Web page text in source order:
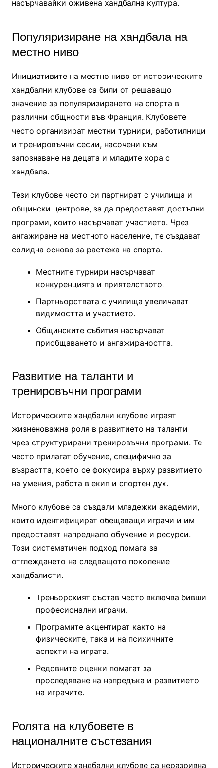
насърчавайки оживена хандбална култура.
Популяризиране на хандбала на
местно ниво
Инициативите на местно ниво от историческите
хандбални клубове са били от решаващо
значение за популяризирането на спорта в
различни общности във Франция. Клубовете
често организират местни турнири, работилници
и тренировъчни сесии, насочени към
запознаване на децата и младите хора с
хандбала.
Тези клубове често си партнират с училища и
общински центрове, за да предоставят достъпни
програми, които насърчават участието. Чрез
ангажиране на местното население, те създават
солидна основа за растежа на спорта.
Местните турнири насърчават
конкуренцията и приятелството.
Партньорствата с училища увеличават
видимостта и участието.
Общинските събития насърчават
приобщаването и ангажираността.
Развитие на таланти и
тренировъчни програми
Историческите хандбални клубове играят
жизненоважна роля в развитието на таланти
чрез структурирани тренировъчни програми. Те
често прилагат обучение, специфично за
възрастта, което се фокусира върху развитието
на умения, работа в екип и спортен дух.
Много клубове са създали младежки академии,
които идентифицират обещаващи играчи и им
предоставят напреднало обучение и ресурси.
Този систематичен подход помага за
отглеждането на следващото поколение
хандбалисти.
Треньорският състав често включва бивши
професионални играчи.
Програмите акцентират както на
физическите, така и на психичните
аспекти на играта.
Редовните оценки помагат за
проследяване на напредъка и развитието
на играчите.
Ролята на клубовете в
националните състезания
Историческите хандбални клубове са неразривна